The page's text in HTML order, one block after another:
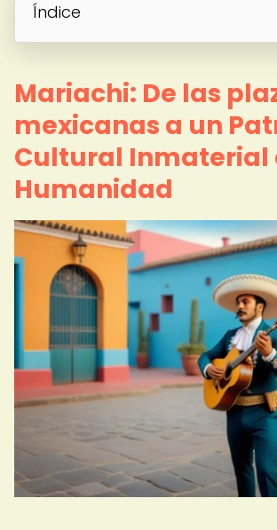
Índice
Mariachi: De las
mexicanas a un
Cultural Inmaterial
Humanidad